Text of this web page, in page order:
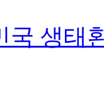
국 생태